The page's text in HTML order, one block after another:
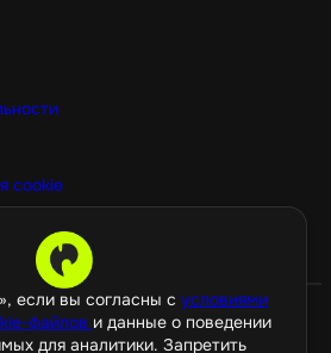
если вы согласны с условиями
файлов и данные о поведении
для аналитики. Запретить
cookie